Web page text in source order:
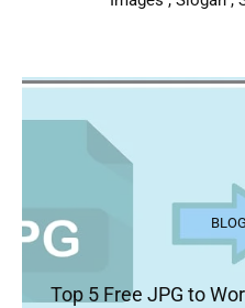
Top 5 Free JPG to